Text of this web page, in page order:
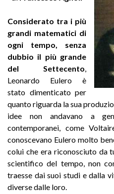
Considerato tra i più
grandi matematici di
ogni tempo, senza
dubbio il più grande
del Settecento
Leonardo Eulero è
stato dimenticato per
quanto riguarda la sua
idee non andavano a
contemporanei, come
conoscevano Eulero molto
colui che era riconosciuto da
scientifico del tempo, non
traesse dai suoi studi e dalla
diverse dalle loro.